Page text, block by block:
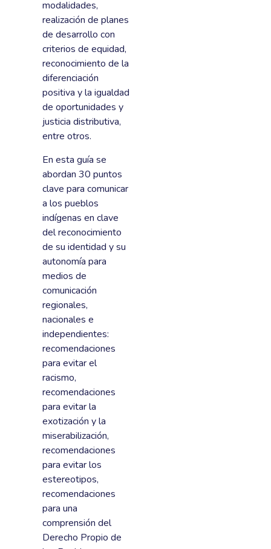
modalidades,
realización de planes
de desarrollo con
criterios de equidad,
reconocimiento de la
diferenciación
positiva y la igualdad
de oportunidades y
justicia distributiva,
entre otros.
En esta guía se
abordan 30 puntos
clave para comunicar
a los pueblos
indígenas en clave
del reconocimiento
de su identidad y su
autonomía para
medios de
comunicación
regionales,
nacionales e
independientes:
recomendaciones
para evitar el
racismo,
recomendaciones
para evitar la
exotización y la
miserabilización,
recomendaciones
para evitar los
estereotipos,
recomendaciones
para una
comprensión del
Derecho Propio de